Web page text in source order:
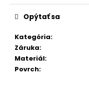
Kategória:
Záruka:
Materiál:
Povrch:
Opýtať sa
a
m
KOVOVÝ
REMIENOK